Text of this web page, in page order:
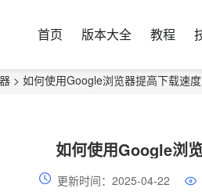
首页 版本大全 教程
> 如何使用Google浏览器提高下载速度
如何使用Google浏
更新时间：2025-04-22